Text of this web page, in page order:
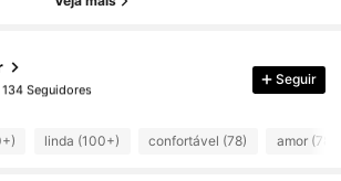
134 Seguidores
Seguir
linda (100+) confortável (78) amor (78)